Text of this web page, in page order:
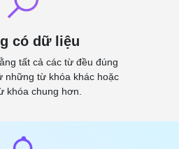
có dữ liệu
tất cả các từ đều đúng
những từ khóa khác hoặc
khóa chung hơn.